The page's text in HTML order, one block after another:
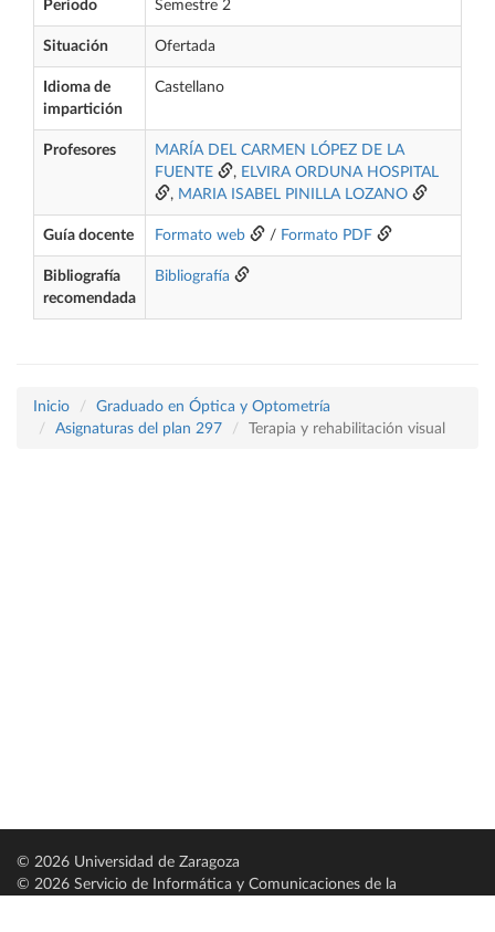
Periodo Semestre 2
Situación Ofertada
Idioma de
impartición
Castellano
Profesores
MARÍA DEL CARMEN LÓPEZ DE LA
FUENTE
, ELVIRA ORDUNA HOSPITAL
, MARIA ISABEL PINILLA LOZANO
Guía docente Formato web / Formato PDF
Bibliografía
recomendada
Bibliografía
Inicio
Graduado en Óptica y Optometría
Asignaturas del plan 297
Terapia y rehabilitación visual
© 2026 Universidad de Zaragoza
© 2026 Servicio de Informática y Comunicaciones de la